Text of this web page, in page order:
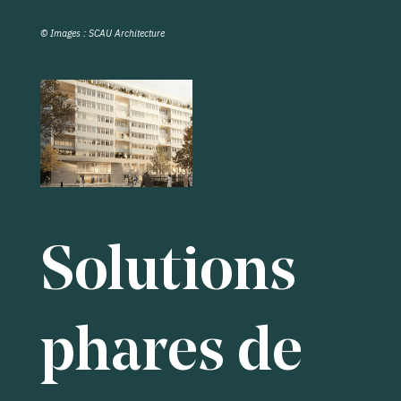
© Images : SCAU Architecture
Solutions
phares de